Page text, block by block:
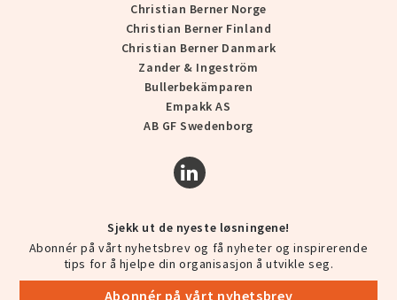
Christian Berner Norge
Christian Berner Finland
Christian Berner Danmark
Zander & Ingeström
Bullerbekämparen
Empakk AS
AB GF Swedenborg
Sjekk ut de nyeste løsningene!
Abonnér på vårt nyhetsbrev og få nyheter og inspirerende
tips for å hjelpe din organisasjon å utvikle seg.
Abonnér på vårt nyhetsbrev